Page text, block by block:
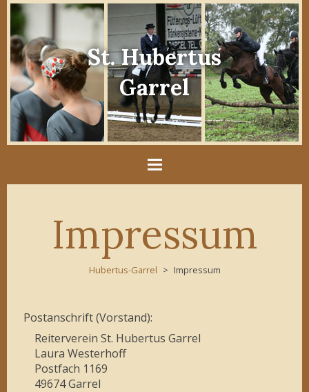
St. Hubertus
Garrel
Impressum
Hubertus-Garrel Impressum
Postanschrift (Vorstand):
Reiterverein St. Hubertus Garrel
Laura Westerhoff
Postfach 1169
49674 Garrel